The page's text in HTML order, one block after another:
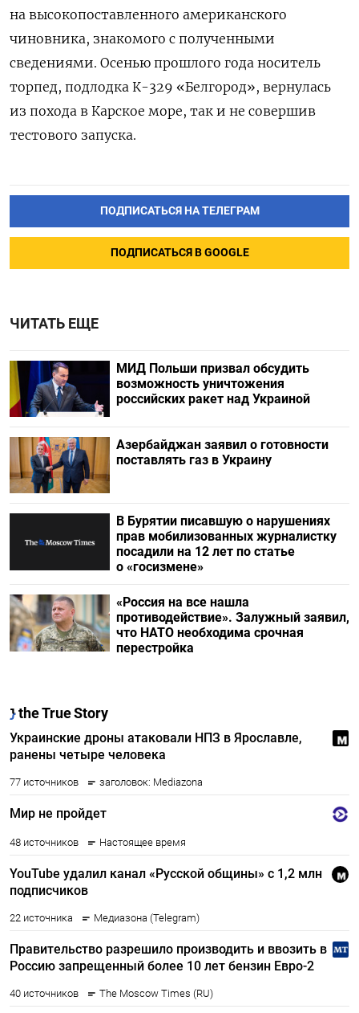
на высокопоставленного американского
чиновника, знакомого с полученными
сведениями. Осенью прошлого года носитель
торпед, подлодка К-329 «Белгород», вернулась
из похода в Карское море, так и не совершив
тестового запуска.
ПОДПИСАТЬСЯ НА ТЕЛЕГРАМ
ПОДПИСАТЬСЯ В GOOGLE
ЧИТАТЬ ЕЩЕ
МИД Польши призвал обсудить
возможность уничтожения
российских ракет над Украиной
Азербайджан заявил о готовности
поставлять газ в Украину
В Бурятии писавшую о нарушениях
прав мобилизованных журналистку
посадили на 12 лет по статье
о «госизмене»
«Россия на все нашла
противодействие». Залужный заявил,
что НАТО необходима срочная
перестройка